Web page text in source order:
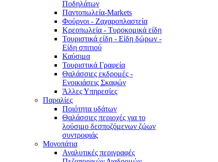
Ποδηλάτων
Παντοπωλεία-Markets
Φούρνοι - Ζαχαροπλαστεία
Κρεοπωλεία - Τυροκομικά είδη
Τουριστικά είδη - Είδη δώρων -
Είδη σπιτιού
Καύσιμα
Τουριστικά Γραφεία
Θαλάσσιες εκδρομές -
Ενοικιάσεις Σκαφών
Άλλες Υπηρεσίες
Παραλίες
Ποιότητα υδάτων
Θαλάσσιες περιοχές για το
λούσιμο δεσποζόμενων ζώων
συντροφιάς
Μονοπάτια
Αναλυτικές περιγραφές